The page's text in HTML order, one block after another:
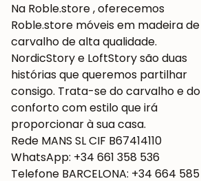
Na Roble.store , oferecemos
Roble.store móveis em madeira de
carvalho de alta qualidade.
NordicStory e LoftStory são duas
histórias que queremos partilhar
consigo. Trata-se do carvalho e do
conforto com estilo que irá
proporcionar à sua casa.
Rede MANS SL CIF B67414110
WhatsApp: +34 661 358 536
Telefone BARCELONA: +34 664 585